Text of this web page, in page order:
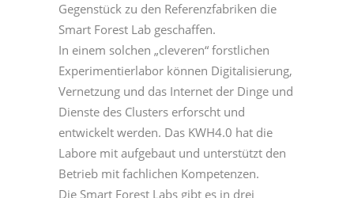
Gegenstück zu den Referenzfabriken die
Smart Forest Lab geschaffen.
In einem solchen „cleveren“ forstlichen
Experimentierlabor können Digitalisierung,
Vernetzung und das Internet der Dinge und
Dienste des Clusters erforscht und
entwickelt werden. Das KWH4.0 hat die
Labore mit aufgebaut und unterstützt den
Betrieb mit fachlichen Kompetenzen.
Die Smart Forest Labs gibt es in drei